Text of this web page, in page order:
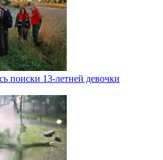
поиски 13-летней девочки